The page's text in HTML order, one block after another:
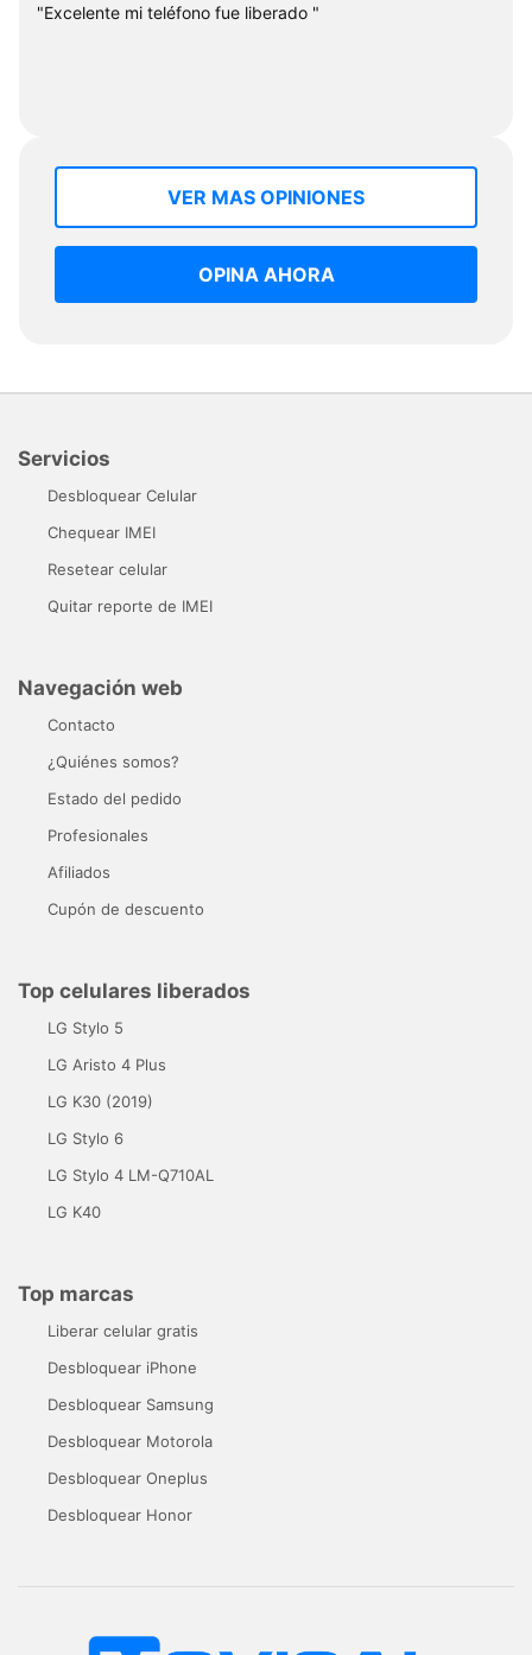
"Excelente mi teléfono fue liberado "
VER MAS OPINIONES
OPINA AHORA
Servicios
Desbloquear Celular
Chequear IMEI
Resetear celular
Quitar reporte de IMEI
Navegación web
Contacto
¿Quiénes somos?
Estado del pedido
Profesionales
Afiliados
Cupón de descuento
Top celulares liberados
LG Stylo 5
LG Aristo 4 Plus
LG K30 (2019)
LG Stylo 6
LG Stylo 4 LM-Q710AL
LG K40
Top marcas
Liberar celular gratis
Desbloquear iPhone
Desbloquear Samsung
Desbloquear Motorola
Desbloquear Oneplus
Desbloquear Honor